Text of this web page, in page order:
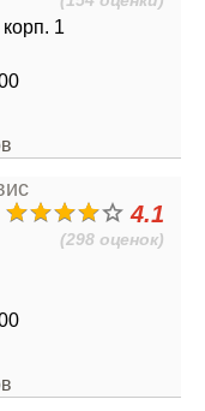
1
4.1
(298 оценок)